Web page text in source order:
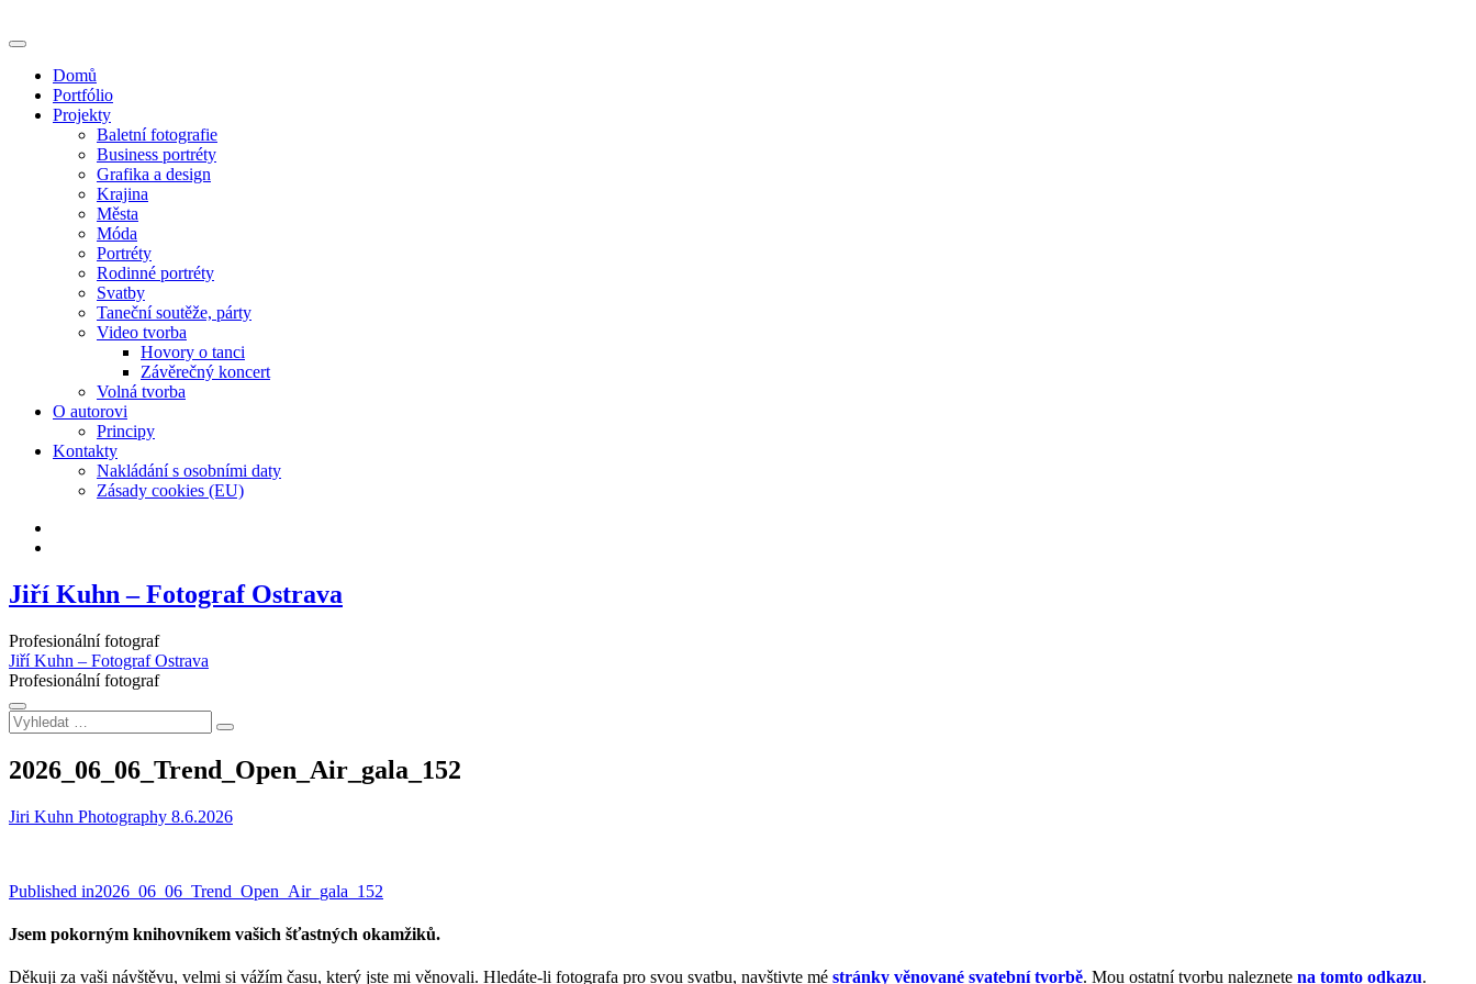
to
Domů
Portfólio
Projekty
Baletní fotografie
Business portréty
Grafika a design
Krajina
Města
Móda
Portréty
Rodinné portréty
Svatby
Taneční soutěže, párty
Video tvorba
Hovory o tanci
Závěrečný koncert
Volná tvorba
O autorovi
Principy
Kontakty
Nakládání s osobními daty
Zásady cookies (EU)
Jiří Kuhn – Fotograf Ostrava
Profesionální fotograf
Jiří Kuhn – Fotograf Ostrava
Profesionální fotograf
Vyhledat
…
2026_06_06_Trend_Open_Air_gala_152
Jiri Kuhn Photography 8.6.2026
Navigace
pro
Published in2026_06_06_Trend_Open_Air_gala_152
Jsem pokorným knihovníkem vašich šťastných okamžiků.
Děkuji za vaši návštěvu, velmi si vážím času, který jste mi věnovali. Hledáte-li fotografa pro svou svatbu, navštivte mé stránky věnované svatební tvorbě. Mou ostatní tvorbu naleznete na tomto odkazu.